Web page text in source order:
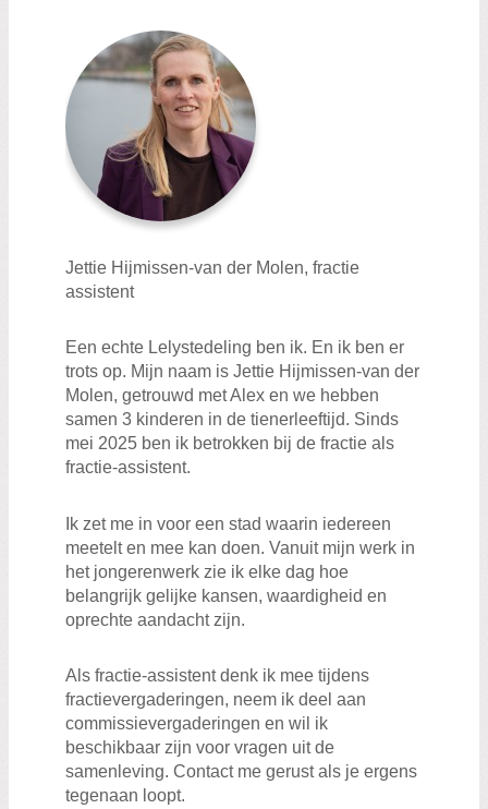
Jettie Hijmissen-van der Molen, fractie
assistent
Een echte Lelystedeling ben ik. En ik ben er
trots op. Mijn naam is Jettie Hijmissen-van der
Molen, getrouwd met Alex en we hebben
samen 3 kinderen in de tienerleeftijd. Sinds
mei 2025 ben ik betrokken bij de fractie als
fractie-assistent.
Ik zet me in voor een stad waarin iedereen
meetelt en mee kan doen. Vanuit mijn werk in
het jongerenwerk zie ik elke dag hoe
belangrijk gelijke kansen, waardigheid en
oprechte aandacht zijn.
Als fractie-assistent denk ik mee tijdens
fractievergaderingen, neem ik deel aan
commissievergaderingen en wil ik
beschikbaar zijn voor vragen uit de
samenleving. Contact me gerust als je ergens
tegenaan loopt.